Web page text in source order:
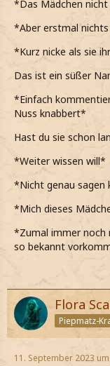
*Das Mädchen
*Aber erstmal
*Kurz nicke als sie
Das ist ein süßer
*Einfach
Nuss knabbert*
Hast du sie schon
*Weiter wissen will*
*Nicht genau sagen
*Mich dieses
*Zumal immer noch
so bekannt
Flora
Piepmatz-
11. September 2023